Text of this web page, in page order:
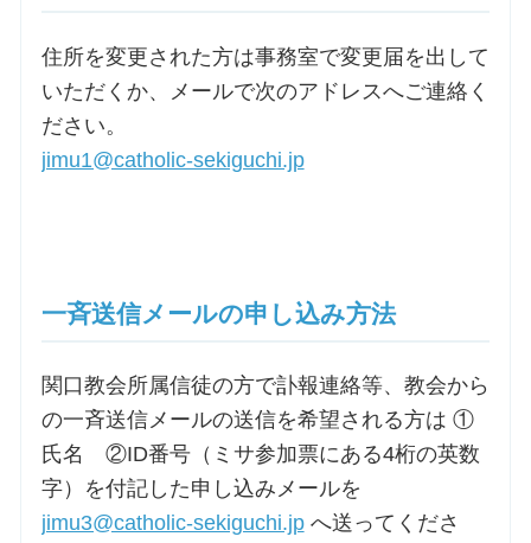
住所を変更された方は事務室で変更届を出して
いただくか、メールで次のアドレスへご連絡く
ださい。
jimu1@catholic-sekiguchi.jp
一斉送信メールの申し込み方法
関口教会所属信徒の方で訃報連絡等、教会から
の一斉送信メールの送信を希望される方は ①
氏名 ②ID番号（ミサ参加票にある4桁の英数
字）を付記した申し込みメールを
jimu3@catholic-sekiguchi.jpへ送ってくださ